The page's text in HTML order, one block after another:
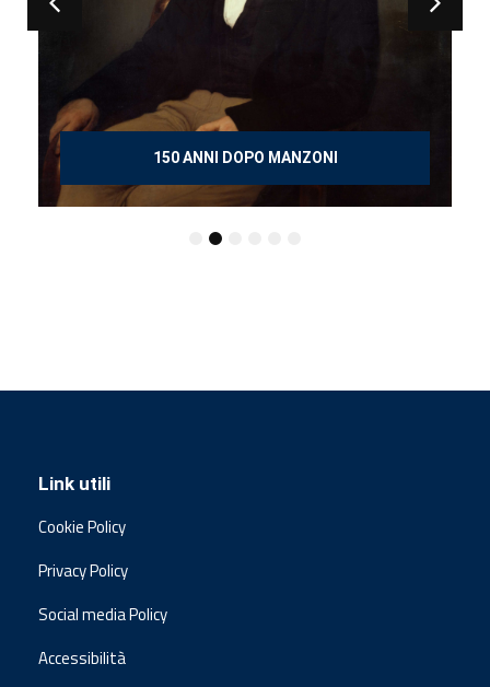
150 ANNI DOPO MANZONI
Link utili
Cookie Policy
Privacy Policy
Social media Policy
Accessibilità